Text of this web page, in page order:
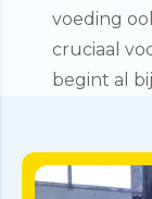
voeding
cruciaal
begint al